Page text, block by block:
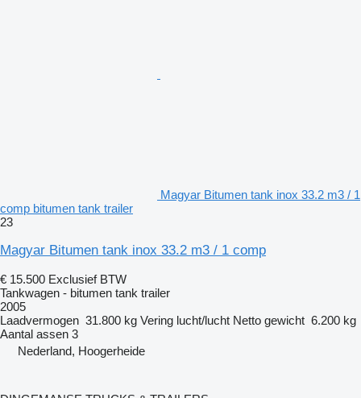
Magyar Bitumen tank inox 33.2 m3 / 1
comp bitumen tank trailer
23
Magyar Bitumen tank inox 33.2 m3 / 1 comp
€ 15.500 Exclusief BTW
Tankwagen - bitumen tank trailer
2005
Laadvermogen 31.800 kg Vering lucht/lucht Netto gewicht 6.200 kg
Aantal assen 3
Nederland, Hoogerheide